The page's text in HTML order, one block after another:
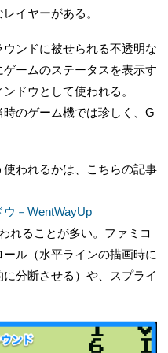
イヤーがある。
ンドに被せられる不透明な
ームのステータスを表示す
ドウとして使われる。
のゲーム機では珍しく、G
われるかは、こちらの記事
－WentWayUp
れることが多い。ファミコ
ル（水平ラインの描画時に
分断させる）や、スプライ